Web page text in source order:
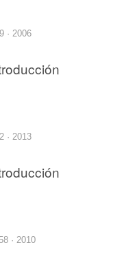
· 2006
· 2013
· 2010